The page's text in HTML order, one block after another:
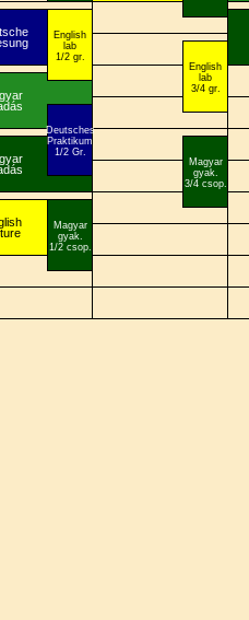
Magyar
gyak.
1/2 csop.
Deutsches
Praktikum
1/2 Gr.
English
lab
1/2 gr.
Magyar
gyak.
3/4 csop.
English
lab
3/4 gr.